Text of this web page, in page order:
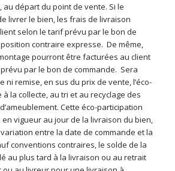
au départ du point de vente. Si le
livrer le bien, les frais de livraison
selon le tarif prévu par le bon de
contraire expresse. De même,
pourront être facturées au client
par le bon de commande. Sera
ni remise, en sus du prix de vente, l’éco-
la collecte, au tri et au recyclage des
Cette éco-participation
vigueur au jour de la livraison du bien,
entre la date de commande et la
conventions contraires, le solde de la
au plus tard à la livraison ou au retrait